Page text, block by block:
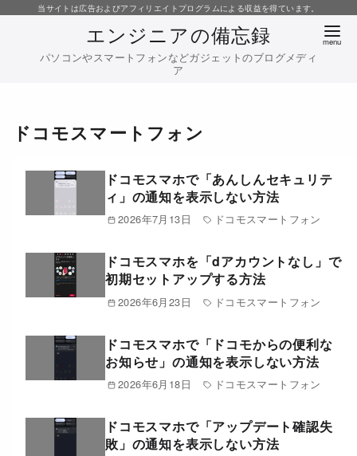
当サイトは広告およびアフィリエイトプログラムによる収益を得ています。
エンジニアの備忘録
パソコンやスマートフォンなどガジェットのブログメディ
ア
ドコモスマートフォン
ドコモスマホで「あんしんセキュリテ
ィ」の通知を表示しない方法
2026年7月13日 ドコモスマートフォン
ドコモスマホを「dアカウントなし」で
初期セットアップする方法
2026年6月23日 ドコモスマートフォン
ドコモスマホで「ドコモからの便利な
お知らせ」の通知を表示しない方法
2026年6月18日 ドコモスマートフォン
ドコモスマホで「アップデート確認失
敗」の通知を表示しない方法